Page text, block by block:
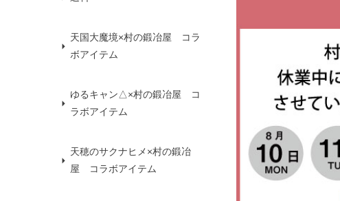
天国大魔境×村の鍛冶屋 コラ
ボアイテム
ゆるキャン△×村の鍛冶屋 コ
ラボアイテム
天穂のサクナヒメ×村の鍛冶
屋 コラボアイテム